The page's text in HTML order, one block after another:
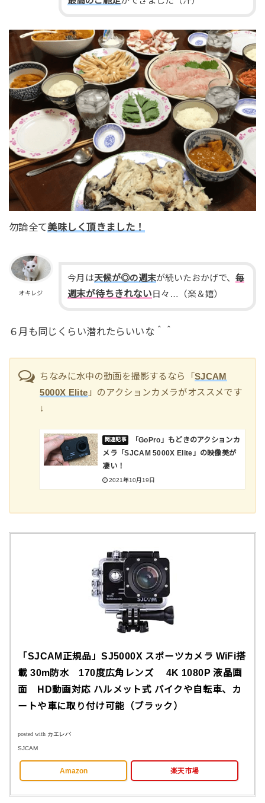
勿論全て美味しく頂きました！
オキレジ
今月は天候が◎の週末が続いたおかげで、 毎
週末が待ちきれない 日々…（楽＆嬉）
６月も同じくらい潜れたらいいな＾＾
ちなみに水中の動画を撮影するなら「SJCAM
5000X Elite 」のアクションカメラがオススメです
↓
「GoPro」もどきのアクションカ
メラ「SJCAM 5000X Elite」の映像美が
凄い！
2021年10月19日
「SJCAM正規品」SJ5000X スポーツカメラ WiFi搭
載 30m防水 170度広角レンズ 4K 1080P 液晶画
面 HD動画対応 ハルメット式 バイクや自転車、カ
ートや車に取り付け可能（ブラック）
posted with カエレバ
SJCAM
Amazon 楽天市場